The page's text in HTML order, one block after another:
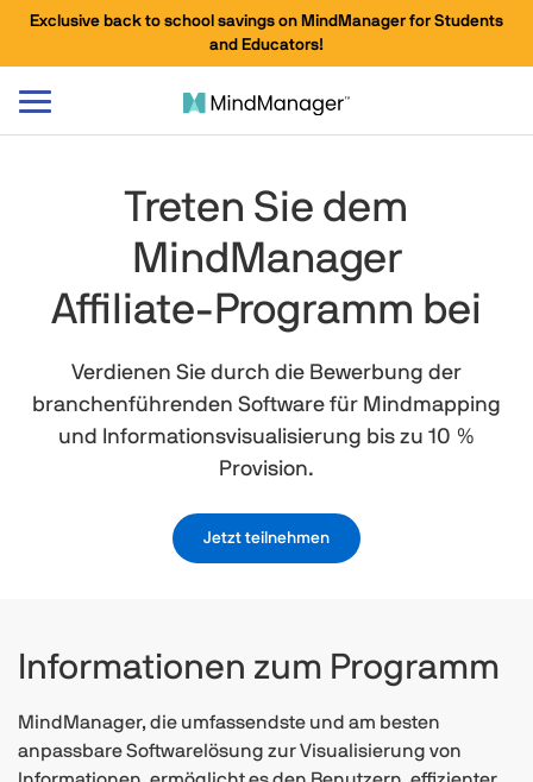
Exclusive back to school savings on MindManager for Students
and Educators!
Navigation
Treten Sie dem
MindManager
Affiliate-Programm bei
Verdienen Sie durch die Bewerbung der
branchenführenden Software für Mindmapping
und Informationsvisualisierung bis zu 10 %
Provision.
Jetzt teilnehmen
Informationen zum Programm
MindManager, die umfassendste und am besten
anpassbare Softwarelösung zur Visualisierung von